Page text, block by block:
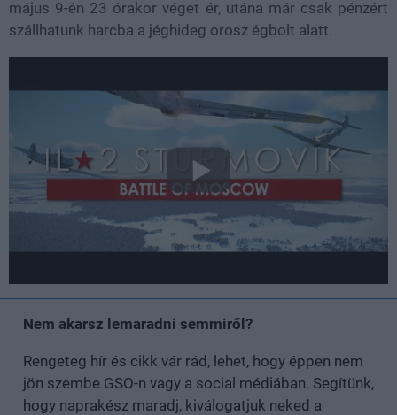
május 9-én 23 órakor véget ér, utána már csak pénzért
szállhatunk harcba a jéghideg orosz égbolt alatt.
Nem akarsz lemaradni semmiről?
Rengeteg hír és cikk vár rád, lehet, hogy éppen nem
jön szembe GSO-n vagy a social médiában. Segítünk,
hogy naprakész maradj, kiválogatjuk neked a